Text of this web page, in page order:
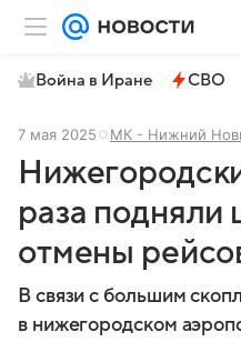
Война в Иране СВО
7 мая 2025 МК - Нижний
раза подняли
отмены
В связи с большим
в нижегородском